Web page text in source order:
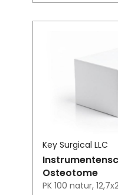
Key Surgical LLC
Osteotome
PK 100 natur,